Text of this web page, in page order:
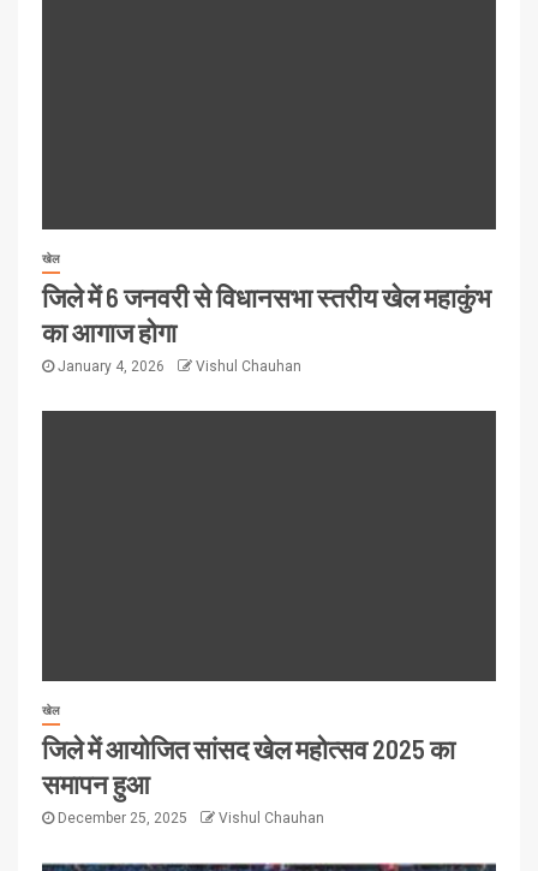
खेल
जिले में 6 जनवरी से विधानसभा स्तरीय खेल महाकुंभ
का आगाज होगा
January 4, 2026 Vishul Chauhan
खेल
जिले में आयोजित सांसद खेल महोत्सव 2025 का
समापन हुआ
December 25, 2025 Vishul Chauhan